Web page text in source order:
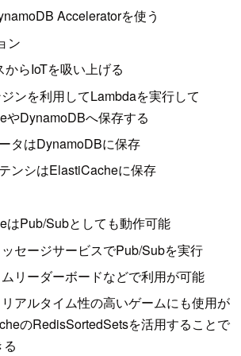
Acceleratorを使う
ン
からIoTを吸い上げる
ンを利用してLambdaを実行して
やDynamoDBへ保存する
タはDynamoDBに保存
ンシはElastiCacheに保存
はPub/Subとしても動作可能
セージサービスでPub/Subを実行
リーダーボードなどで利用が可能
アルタイム性の高いゲームにも使用が
のRedisSortedSetsを活用することで